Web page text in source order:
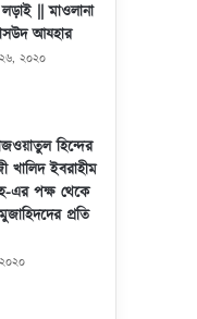
|| মাওলানা
আযহার
২৬, ২০২০
হিন্দের
খালিদ ইবরাহীম
এর পক্ষ থেকে
প্রতি